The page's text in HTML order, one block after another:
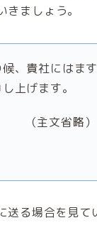
きましょう。
、貴社にはま
上げます。
（主文省略）
送る場合を見て